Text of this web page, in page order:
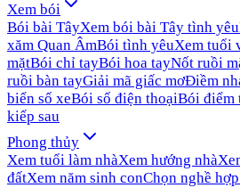
Xem bói
Bói bài TâyXem bói bài Tây tình yêu
xăm Quan ÂmBói tình yêuXem tuổi
mặtBói chỉ tayBói hoa tayNốt ruồi
ruồi bàn tayGiải mã giấc mơĐiềm
biển số xeBói số điện thoạiBói điểm
kiếp sau
Phong thủy
Xem tuổi làm nhàXem hướng nhà
đấtXem năm sinh conChọn nghề